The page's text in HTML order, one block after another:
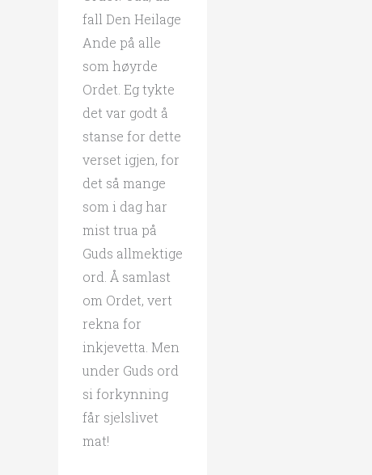
fall Den Heilage
Ande på alle
som høyrde
Ordet. Eg tykte
det var godt å
stanse for dette
verset igjen, for
det så mange
som i dag har
mist trua på
Guds allmektige
ord. Å samlast
om Ordet, vert
rekna for
inkjevetta. Men
under Guds ord
si forkynning
får sjelslivet
mat!